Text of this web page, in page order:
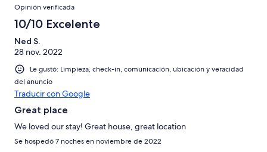
rented a golf cart for this trip. Parking was only a problem
Saturday night. We still parked less than a block of the house.
We mostly walked and used the cart to explore and run to the
bank. We'll be looking to book this property next time we come
to Sayulita.
Opinión verificada
10/10 Excelente
Ned S.
28 nov. 2022
Le gustó: Limpieza, check-in, comunicación, ubicación y veracidad
del anuncio
Traducir con Google
Great place
We loved our stay! Great house, great location
Se hospedó 7 noches en noviembre de 2022